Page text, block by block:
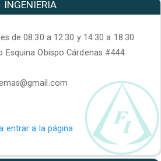
INGENIERIA
de 08:30 a 12:30 y 14:30 a 18:30
Esquina Obispo Cárdenas #444
entrar a la página